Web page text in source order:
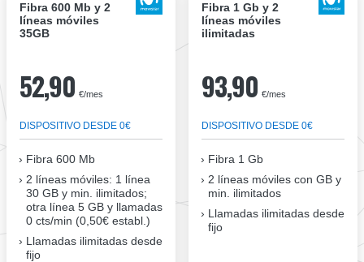
Fibra 600 Mb y 2
líneas móviles
35GB
52,90 €/mes
DISPOSITIVO DESDE 0€
Fibra 600 Mb
2 líneas móviles: 1 línea
30 GB y min. ilimitados;
otra línea 5 GB y llamadas
0 cts/min (0,50€ establ.)
Llamadas ilimitadas desde
fijo
Fibra 1 Gb y 2
líneas móviles
ilimitadas
93,90 €/mes
DISPOSITIVO DESDE 0€
Fibra 1 Gb
2 líneas móviles con GB y
min. ilimitados
Llamadas ilimitadas desde
fijo